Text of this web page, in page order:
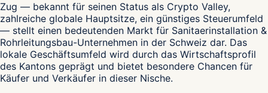
Zug — bekannt für seinen Status als Crypto Valley,
zahlreiche globale Hauptsitze, ein günstiges Steuerumfeld
— stellt einen bedeutenden Markt für Sanitaerinstallation &
Rohrleitungsbau-Unternehmen in der Schweiz dar. Das
lokale Geschäftsumfeld wird durch das Wirtschaftsprofil
des Kantons geprägt und bietet besondere Chancen für
Käufer und Verkäufer in dieser Nische.